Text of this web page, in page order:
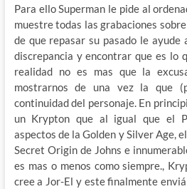
Para ello Superman le pide al
muestre todas las grabaciones
de que repasar su pasado le ayude
discrepancia y encontrar que es lo
realidad no es mas que la
mostrarnos de una vez la que
continuidad del personaje. En
un Krypton que al igual que el
aspectos de la Golden y Silver Age,
Secret Origin de Johns e
es mas o menos como siempre.,
cree a Jor-El y este finalmente